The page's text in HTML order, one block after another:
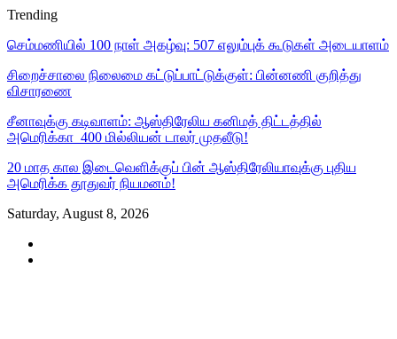
Trending
செம்மணியில் 100 நாள் அகழ்வு: 507 எலும்புக் கூடுகள் அடையாளம்
சிறைச்சாலை நிலைமை கட்டுப்பாட்டுக்குள்: பின்னணி குறித்து
விசாரணை
சீனாவுக்கு கடிவாளம்: ஆஸ்திரேலிய கனிமத் திட்டத்தில்
அமெரிக்கா 400 மில்லியன் டாலர் முதலீடு!
20 மாத கால இடைவெளிக்குப் பின் ஆஸ்திரேலியாவுக்கு புதிய
அமெரிக்க தூதுவர் நியமனம்!
Saturday, August 8, 2026